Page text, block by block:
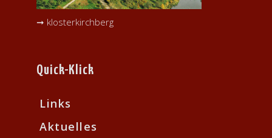
➞ klosterkirchberg
Quick-Klick
Links
Aktuelles